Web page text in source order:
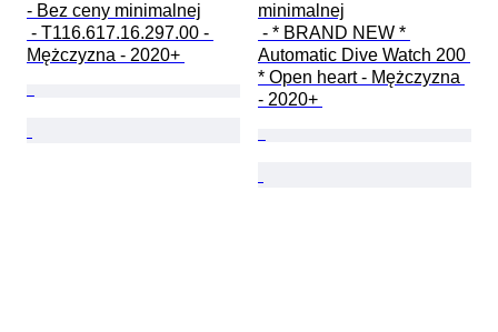
- Bez ceny minimalnej
Mężczyzna - 2020+
minimalnej
Automatic Dive Watch 200
* Open heart - Mężczyzna
- 2020+